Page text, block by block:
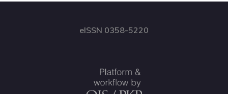
eISSN 0358-5220